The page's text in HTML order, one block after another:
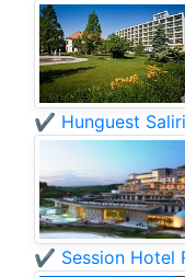
✔️ Hunguest
✔️ Session Hotel